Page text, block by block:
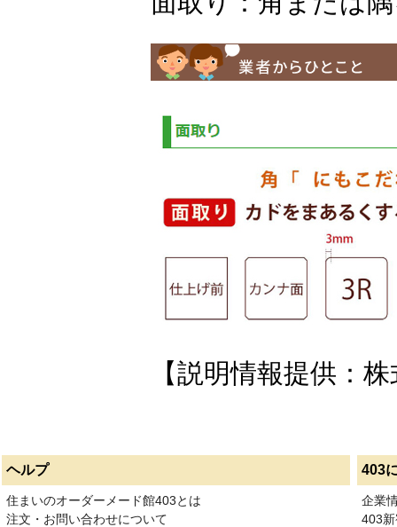
【説明情報提供：
ヘルプ 403
住まいのオーダーメード館403とは
注文・お問い合わせについて
企業
403